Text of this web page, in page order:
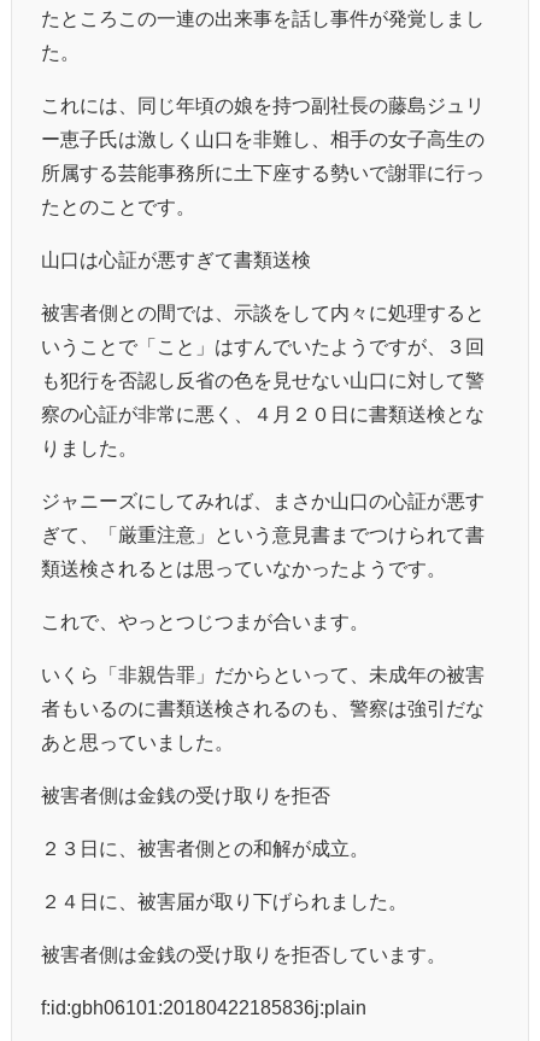
たところこの一連の出来事を話し事件が発覚しまし
た。
これには、同じ年頃の娘を持つ副社長の藤島ジュリ
ー恵子氏は激しく山口を非難し、相手の女子高生の
所属する芸能事務所に土下座する勢いで謝罪に行っ
たとのことです。
山口は心証が悪すぎて書類送検
被害者側との間では、示談をして内々に処理すると
いうことで「こと」はすんでいたようですが、３回
も犯行を否認し反省の色を見せない山口に対して警
察の心証が非常に悪く、４月２０日に書類送検とな
りました。
ジャニーズにしてみれば、まさか山口の心証が悪す
ぎて、「厳重注意」という意見書までつけられて書
類送検されるとは思っていなかったようです。
これで、やっとつじつまが合います。
いくら「非親告罪」だからといって、未成年の被害
者もいるのに書類送検されるのも、警察は強引だな
あと思っていました。
被害者側は金銭の受け取りを拒否
２３日に、被害者側との和解が成立。
２４日に、被害届が取り下げられました。
被害者側は金銭の受け取りを拒否しています。
f:id:gbh06101:20180422185836j:plain